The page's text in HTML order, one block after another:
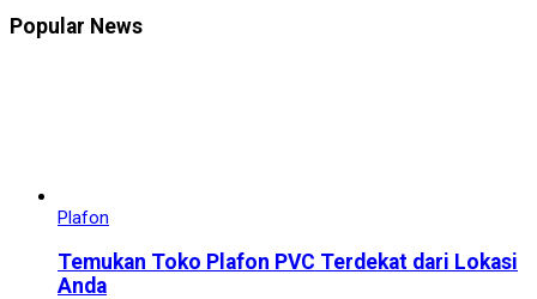
Popular News
Plafon
Temukan Toko Plafon PVC Terdekat dari Lokasi
Anda